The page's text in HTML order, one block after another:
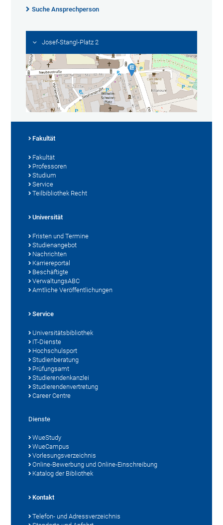
Suche Ansprechperson
Josef-Stangl-Platz 2
Fakultät
Fakultät
Professoren
Studium
Service
Teilbibliothek Recht
Universität
Fristen und Termine
Studienangebot
Nachrichten
Karriereportal
Beschäftigte
VerwaltungsABC
Amtliche Veröffentlichungen
Service
Universitätsbibliothek
IT-Dienste
Hochschulsport
Studienberatung
Prüfungsamt
Studierendenkanzlei
Studierendenvertretung
Career Centre
Dienste
WueStudy
WueCampus
Vorlesungsverzeichnis
Online-Bewerbung und Online-Einschreibung
Katalog der Bibliothek
Kontakt
Telefon- und Adressverzeichnis